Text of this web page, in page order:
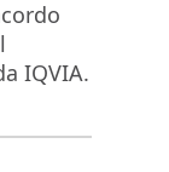
IQVIA.